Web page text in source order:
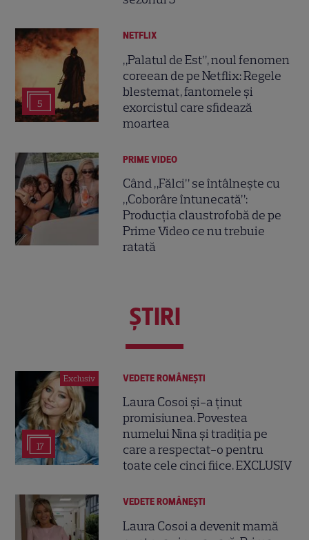
5
NETFLIX
„Palatul de Est”, noul fenomen
coreean de pe Netflix: Regele
blestemat, fantomele și
exorcistul care sfidează
moartea
PRIME VIDEO
Când „Fălci” se întâlnește cu
„Coborâre întunecată”:
Producția claustrofobă de pe
Prime Video ce nu trebuie
ratată
ŞTIRI
Exclusiv
17
VEDETE ROMÂNEŞTI
Laura Cosoi și-a ținut
promisiunea. Povestea
numelui Nina și tradiția pe
care a respectat-o pentru
toate cele cinci fiice. EXCLUSIV
VEDETE ROMÂNEŞTI
Laura Cosoi a devenit mamă